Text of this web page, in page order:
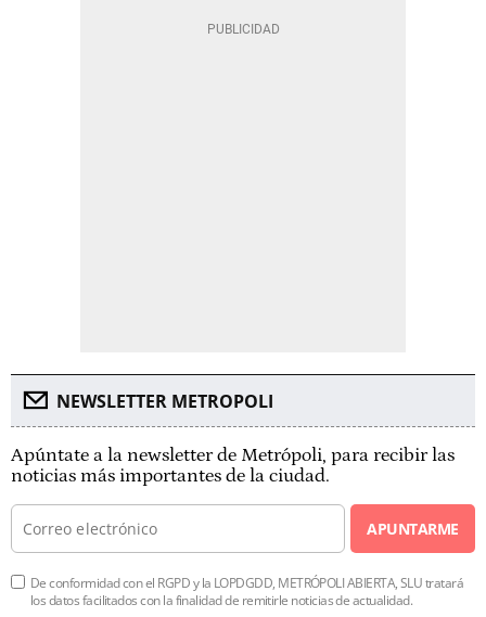
NEWSLETTER METROPOLI
Apúntate a la newsletter de Metrópoli, para recibir las
noticias más importantes de la ciudad.
APUNTARME
De conformidad con el RGPD y la LOPDGDD, METRÓPOLI ABIERTA, SLU tratará
los datos facilitados con la finalidad de remitirle noticias de actualidad.